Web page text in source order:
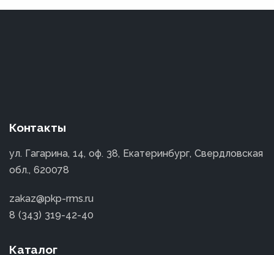
Контакты
ул. Гагарина, 14, оф. 38, Екатеринбург, Свердловская
обл., 620078
zakaz@pkp-rms.ru
8 (343) 319-42-40
Каталог